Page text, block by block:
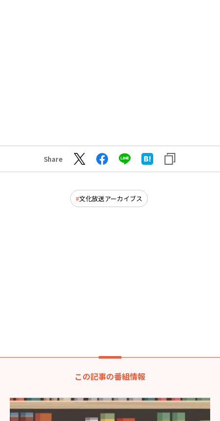
Share
文化放送アーカイブス
この記事の番組情報